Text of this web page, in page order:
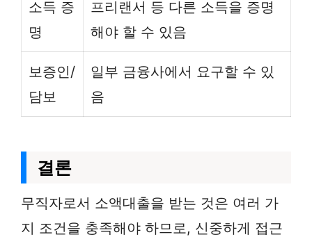
소득 증
명
프리랜서 등 다른 소득을 증명
해야 할 수 있음
보증인/
담보
일부 금융사에서 요구할 수 있
음
결론
무직자로서 소액대출을 받는 것은 여러 가
지 조건을 충족해야 하므로, 신중하게 접근